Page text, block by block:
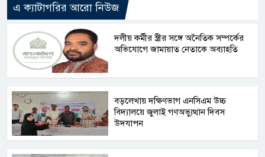
এ ক্যাটাগরির আরো নিউজ
দলীয় কর্মীর স্ত্রীর সঙ্গে অনৈতিক সম্পর্কের
অভিযোগে জামায়াত নেতাকে অব্যাহতি
বড়লেখায় দক্ষিণভাগ এনসিএম উচ্চ
বিদ্যালয়ে জুলাই গণঅভ্যুত্থান দিবস
উদযাপন